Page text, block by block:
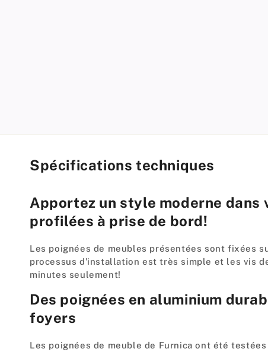
Spécifications techniques
Apportez un style moderne dans
profilées à prise de bord!
Les poignées de meubles présentées sont fixées
processus d'installation est très simple et les vis
minutes seulement!
Des poignées en aluminium
foyers
Les poignées de meuble de Furnica ont été